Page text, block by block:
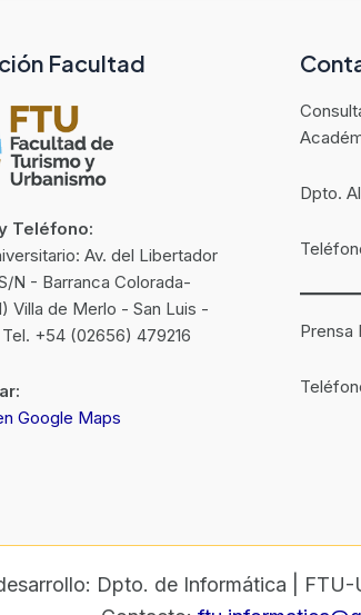
Facultad
Teléfono:
Av. del Libertador
N - Barranca Colorada-
Villa de Merlo - San Luis -
+54 (02656) 479216
Google Maps
Dpto.
Prensa
Dpto. de Informática | FTU-